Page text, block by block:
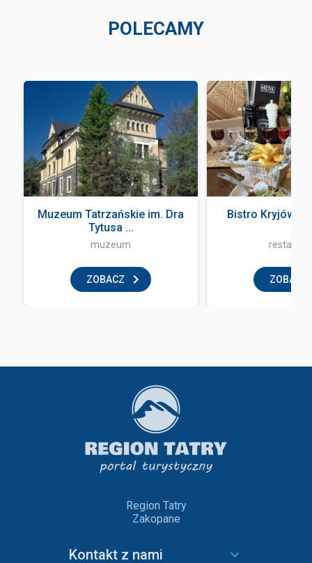
POLECAMY
Muzeum Tatrzańskie im. Dra
Tytusa ...
muzeum
ZOBACZ
Bistro Kryjówka
ZOBACZ
Region Tatry
Zakopane
Kontakt z nami